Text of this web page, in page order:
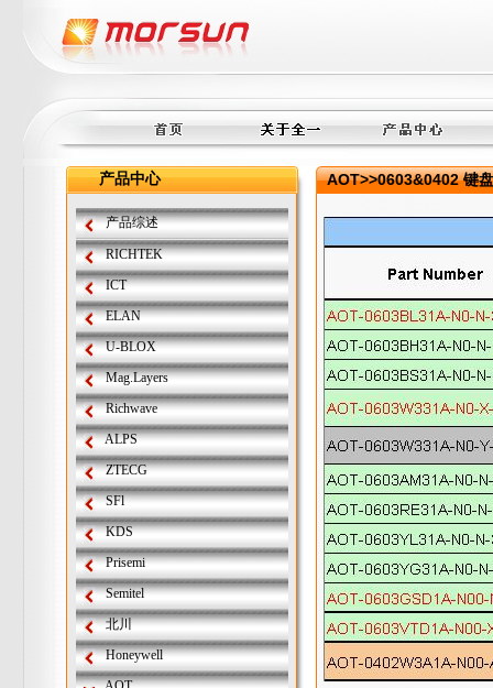
产品中心
产品综述
RICHTEK
ICT
ELAN
U-BLOX
Mag.Layers
Richwave
ALPS
ZTECG
SFl
KDS
Prisemi
Semitel
北川
Honeywell
AOT>>0603&0402 键